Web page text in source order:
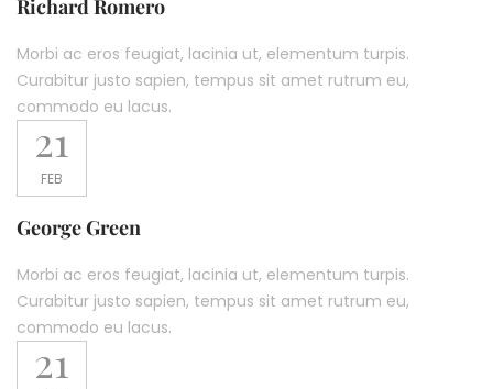
Richard Romero
Morbi ac eros feugiat, lacinia ut, elementum turpis.
Curabitur justo sapien, tempus sit amet rutrum eu,
commodo eu lacus.
21
FEB
George Green​
Morbi ac eros feugiat, lacinia ut, elementum turpis.
Curabitur justo sapien, tempus sit amet rutrum eu,
commodo eu lacus.
21